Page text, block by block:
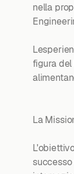
nella
figura
La